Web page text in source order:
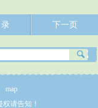
下一页
map
请告知！